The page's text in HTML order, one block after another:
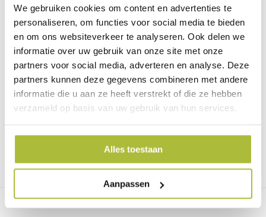
We gebruiken cookies om content en advertenties te
personaliseren, om functies voor social media te bieden
en om ons websiteverkeer te analyseren. Ook delen we
informatie over uw gebruik van onze site met onze
partners voor social media, adverteren en analyse. Deze
partners kunnen deze gegevens combineren met andere
informatie die u aan ze heeft verstrekt of die ze hebben
verzameld op basis van uw gebruik van hun services.
Alles toestaan
Aanpassen
plantjes slaan voldoende water op in hun bladeren en in de
drainagematten eronder. Is het erg droog voor een langere
tijd? Dan moet je het dak wel voorzien van wat extra water.
Bekijk onze collectie sedumcassettes en
complete sedummat-pakketten
Heb je nog geen sedumdak maar wil je deze wel graag
aanleggen? Bekijk onze collectie van de eenvoudig te
decomplete sedummat-pakketten.
Bekijk hier de sedumcassettes en sedummatten